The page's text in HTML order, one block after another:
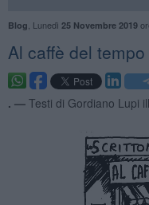
Blog Lunedì 25 Novembre 2019
Al caffè del
. — Testi di Gordiano Lupi